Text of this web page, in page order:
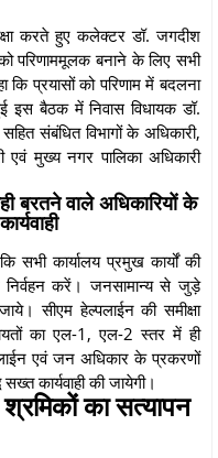
करते हुए कलेक्टर डॉ. जगदीश
परिणाममूलक बनाने के लिए सभी
कि प्रयासों को परिणाम में बदलना
बैठक में निवास विधायक डॉ.
संबंधित विभागों के अधिकारी,
एवं मुख्य नगर पालिका अधिकारी
बरतने वाले अधिकारियों के
कार्यालय प्रमुख कार्यों की
निर्वहन करें। जनसामान्य से जुड़े
सीएम हेल्पलाईन की समीक्षा
का एल-1, एल-2 स्तर में ही
एवं जन अधिकार के प्रकरणों
कार्यवाही की जायेगी।
का सत्यापन